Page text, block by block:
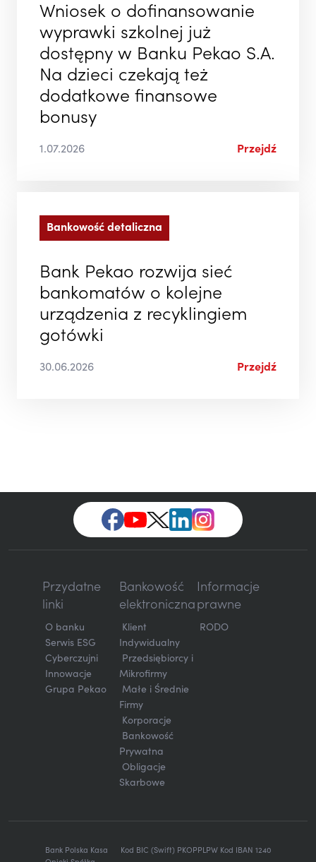
Wniosek o dofinansowanie
wyprawki szkolnej już
dostępny w Banku Pekao S.A.
Na dzieci czekają też
dodatkowe finansowe
bonusy
1.07.2026 Przejdź
Bankowość detaliczna
Bank Pekao rozwija sieć
bankomatów o kolejne
urządzenia z recyklingiem
gotówki
30.06.2026 Przejdź
Przydatne
linki
O banku
Serwis ESG
Cyberczujni
Innowacje
Grupa Pekao
Bankowość
elektroniczna
Klient
Indywidualny
Przedsiębiorcy i
Mikrofirmy
Małe i Średnie
Firmy
Korporacje
Bankowość
Prywatna
Obligacje
Skarbowe
Informacje
prawne
RODO
Bank Polska Kasa
Kod BIC (Swift) PKOPPLPW Kod IBAN 1240